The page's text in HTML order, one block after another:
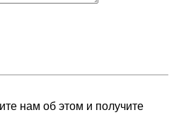
нам об этом и получите